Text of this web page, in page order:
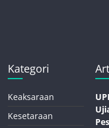
Kategori
Keaksaraan
Kesetaraan